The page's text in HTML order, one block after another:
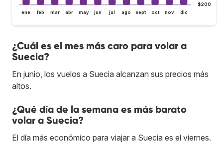
$200
ene feb mar abr may jun jul ago sept oct nov dic
¿Cuál es el mes más caro para volar a
Suecia?
En junio, los vuelos a Suecia alcanzan sus precios más
altos.
¿Qué día de la semana es más barato
volar a Suecia?
El día más económico para viajar a Suecia es el viernes.